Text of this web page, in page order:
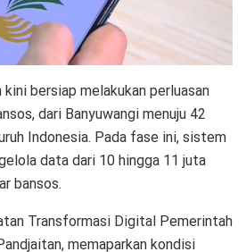
kini bersiap melakukan perluasan
dari Banyuwangi menuju 42
Indonesia. Pada fase ini, sistem
data dari 10 hingga 11 juta
bansos.
Transformasi Digital Pemerintah
memaparkan kondisi